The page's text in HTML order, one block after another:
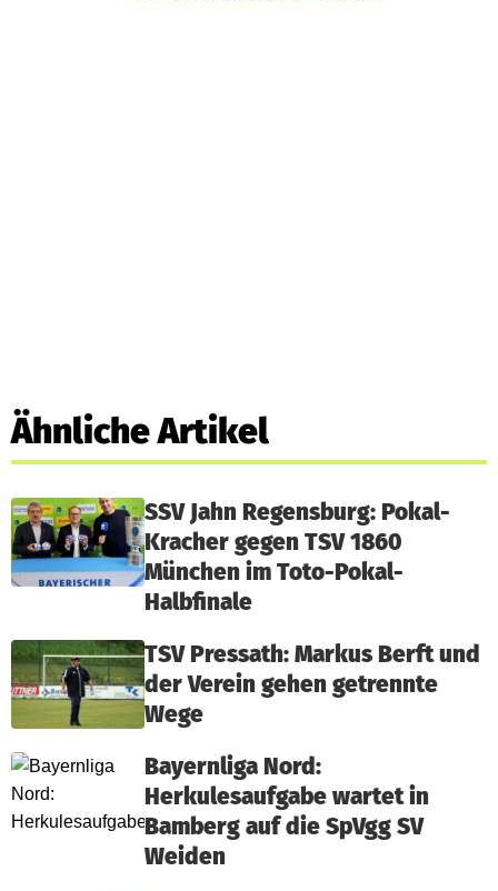
Ähnliche Artikel
SSV Jahn Regensburg: Pokal-
Kracher gegen TSV 1860
München im Toto-Pokal-
Halbfinale
TSV Pressath: Markus Berft und
der Verein gehen getrennte
Wege
Bayernliga Nord:
Herkulesaufgabe wartet in
Bamberg auf die SpVgg SV
Weiden